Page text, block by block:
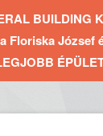
BUILDING
Floriska József